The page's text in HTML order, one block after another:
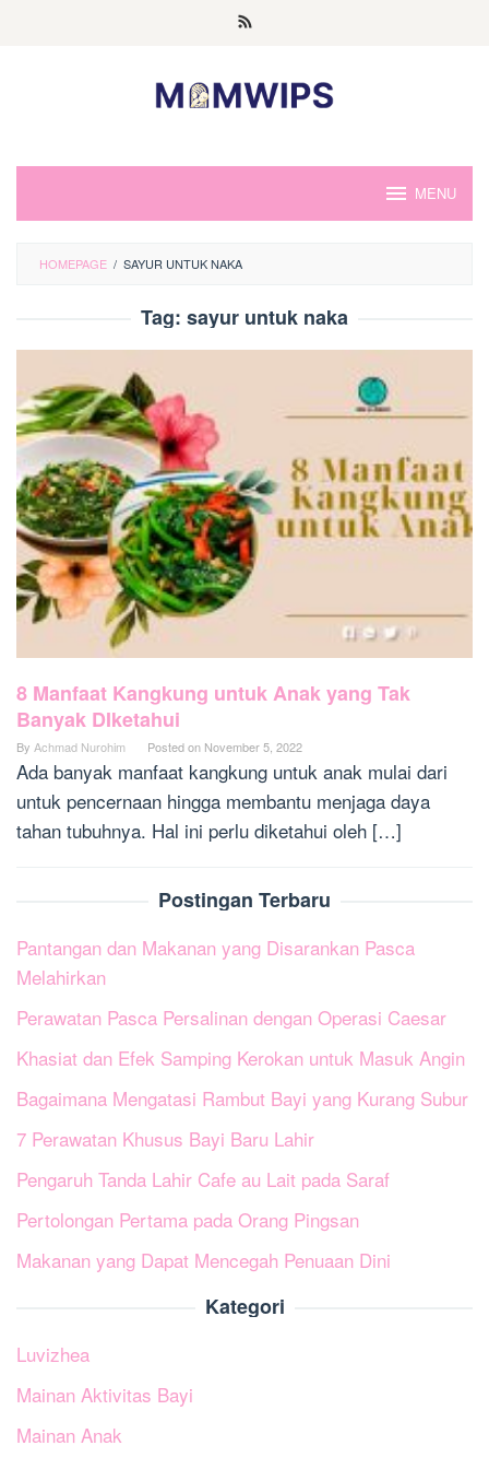
MENU
HOMEPAGE / SAYUR UNTUK NAKA
Tag: sayur untuk naka
8 Manfaat Kangkung untuk Anak yang Tak
Banyak DIketahui
By Achmad Nurohim Posted on November 5, 2022
Ada banyak manfaat kangkung untuk anak mulai dari
untuk pencernaan hingga membantu menjaga daya
tahan tubuhnya. Hal ini perlu diketahui oleh […]
Postingan Terbaru
Pantangan dan Makanan yang Disarankan Pasca
Melahirkan
Perawatan Pasca Persalinan dengan Operasi Caesar
Khasiat dan Efek Samping Kerokan untuk Masuk Angin
Bagaimana Mengatasi Rambut Bayi yang Kurang Subur
7 Perawatan Khusus Bayi Baru Lahir
Pengaruh Tanda Lahir Cafe au Lait pada Saraf
Pertolongan Pertama pada Orang Pingsan
Makanan yang Dapat Mencegah Penuaan Dini
Kategori
Luvizhea
Mainan Aktivitas Bayi
Mainan Anak